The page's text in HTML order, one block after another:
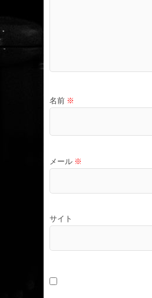
名前 ※
メール ※
サイト